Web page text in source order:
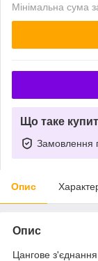
Мінімальна сума
Що таке
Замовлення
Опис
Опис
Цангове